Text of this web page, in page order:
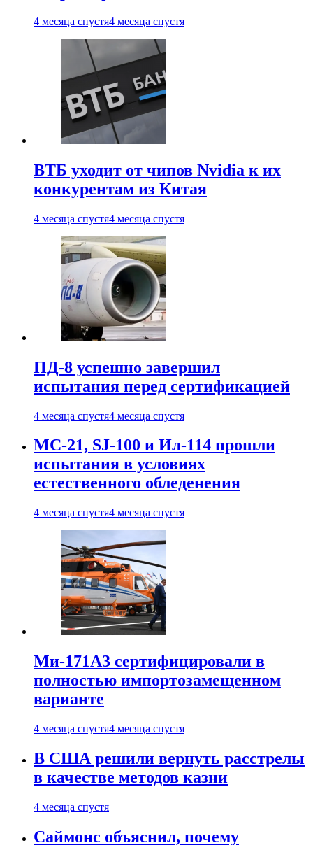
4 месяца спустя4 месяца спустя
ВТБ уходит от чипов Nvidia к их
конкурентам из Китая
4 месяца спустя4 месяца спустя
ПД-8 успешно завершил
испытания перед сертификацией
4 месяца спустя4 месяца спустя
МС-21, SJ-100 и Ил-114 прошли
испытания в условиях
естественного обледенения
4 месяца спустя4 месяца спустя
Ми-171А3 сертифицировали в
полностью импортозамещенном
варианте
4 месяца спустя4 месяца спустя
В США решили вернуть расстрелы
в качестве методов казни
4 месяца спустя
Саймонс объяснил, почему